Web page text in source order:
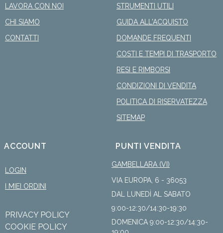
LAVORA CON NOI
CHI SIAMO
CONTATTI
STRUMENTI UTILI
GUIDA ALL'ACQUISTO
DOMANDE FREQUENTI
COSTI E TEMPI DI TRASPORTO
RESI E RIMBORSI
CONDIZIONI DI VENDITA
POLITICA DI RISERVATEZZA
SITEMAP
ACCOUNT
LOGIN
I MIEI ORDINI
PRIVACY POLICY
COOKIE POLICY
PUNTI VENDITA
GAMBELLARA (VI)
VIA EUROPA, 6 - 36053
DAL LUNEDÌ AL SABATO
9:00-12:30/14:30-19:30
DOMENICA 9:00-12:30/14:30-